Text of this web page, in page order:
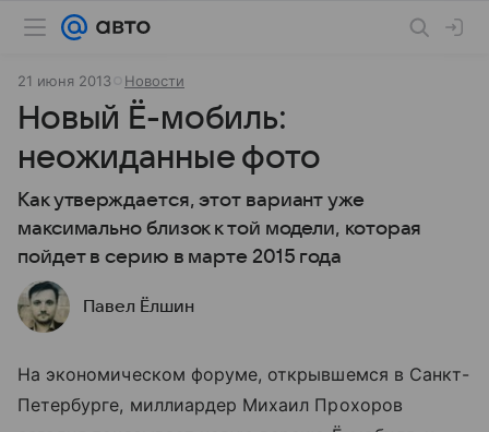
21 июня 2013 Новости
Новый Ё-мобиль:
неожиданные фото
Как утверждается, этот вариант уже
максимально близок к той модели, которая
пойдет в серию в марте 2015 года
Павел Ёлшин
На экономическом форуме, открывшемся в Санкт-
Петербурге, миллиардер Михаил Прохоров